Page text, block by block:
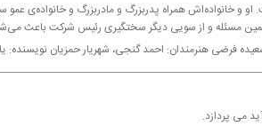
و خانواده‌اش همراه پدربزرگ و مادربزرگ و خانواده‌ی
مسئله و از سویی دیگر سختگیری رئیس شركت باعث
فرضی هنرمندان: احمد گنجی، شهریار حمزیان نویسنده:
می پردازد.